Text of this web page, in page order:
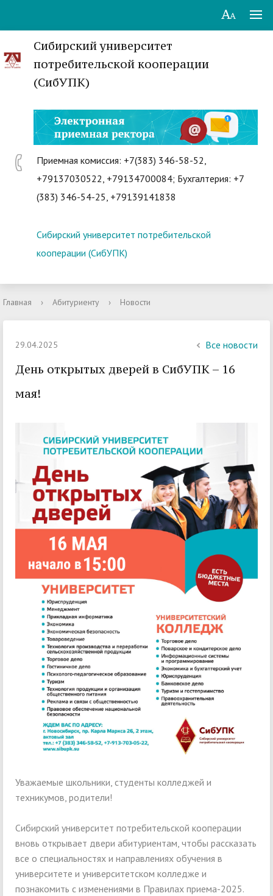
Сибирский университет
потребительской кооперации
(СибУПК)
Приемная комиссия: +7(383) 346-58-52,
+79137030522, +79134700084; Бухгалтерия: +7
(383) 346-54-25, +79139141838
Сибирский университет потребительской
кооперации (СибУПК)
Главная › Абитуриенту › Новости
29.04.2025 Все новости
День открытых дверей в СибУПК – 16
мая!
Уважаемые школьники, студенты колледжей и
техникумов, родители!
Сибирский университет потребительской кооперации
вновь открывает двери абитуриентам, чтобы рассказать
все о специальностях и направлениях обучения в
университете и университетском колледже и
познакомить с изменениями в Правилах приема-2025.